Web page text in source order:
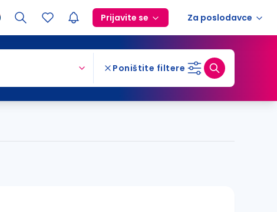
Prijavite se Za poslodavce
Poništite filtere